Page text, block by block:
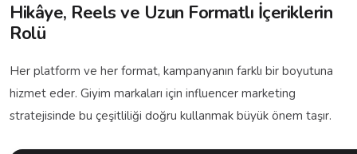
Hikâye, Reels ve Uzun Formatlı İçeriklerin
Rolü
Her platform ve her format, kampanyanın farklı bir boyutuna
hizmet eder. Giyim markaları için influencer marketing
stratejisinde bu çeşitliliği doğru kullanmak büyük önem taşır.